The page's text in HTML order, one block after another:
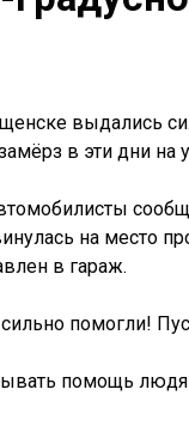
выдались
в эти дни на
на место
в гараж.
помогли!
помощь